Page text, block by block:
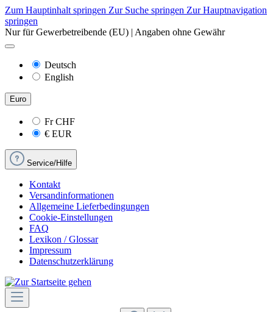
Zum Hauptinhalt springen Zur Suche springen Zur Hauptnavigation
springen
Nur für Gewerbetreibende (EU) | Angaben ohne Gewähr
Deutsch
English
Euro
FrCHF
€ EUR
Service/Hilfe
Kontakt
Versandinformationen
Allgemeine Lieferbedingungen
Cookie-Einstellungen
FAQ
Lexikon / Glossar
Impressum
Datenschutzerklärung